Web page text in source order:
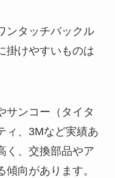
ンタッチバックル
掛けやすいものは
サンコー（タイタ
ィ、3Mなど実績あ
く、交換部品やア
向があります。